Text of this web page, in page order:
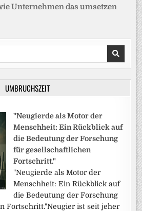
Unternehmen das umsetzen
UMBRUCHSZEIT
"Neugierde als Motor der
Menschheit: Ein Rückblick auf
die Bedeutung der Forschung
für gesellschaftlichen
Fortschritt."
"Neugierde als Motor der
Menschheit: Ein Rückblick auf
die Bedeutung der Forschung
Fortschritt."Neugier ist seit jeher